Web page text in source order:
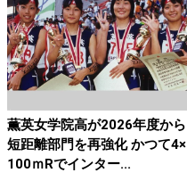
薫英女学院高が2026年度から
短距離部門を再強化 かつて4×
100ｍRでインター...